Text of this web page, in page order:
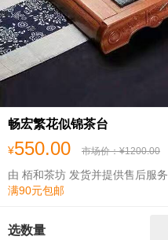
畅宏繁花似锦茶台
¥550.00 市场价：¥1200.00
由 栢和茶坊 发货并提供售后服务
满90元包邮
选数量